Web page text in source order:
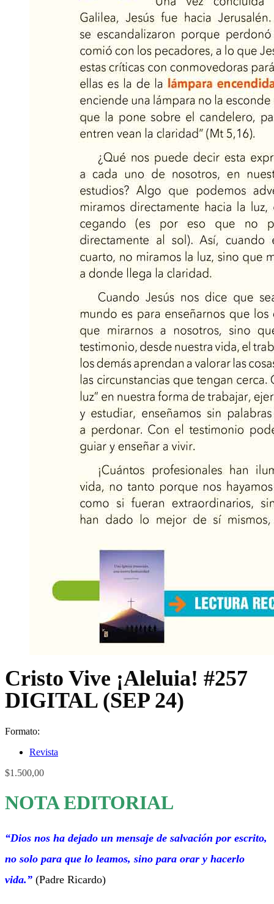
Cristo Vive ¡Aleluia! #257
DIGITAL (SEP 24)
Formato:
Revista
$1.500,00
NOTA EDITORIAL
“Dios nos ha dejado un mensaje de salvación por escrito,
no solo para que lo leamos, sino para orar y hacerlo
vida.” (Padre Ricardo)